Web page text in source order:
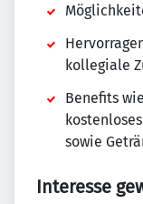
kollegiale
Benefits
sowie
Interesse